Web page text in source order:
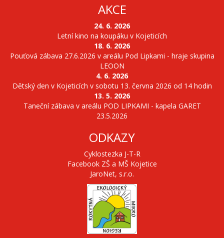
AKCE
24. 6. 2026
Letní kino na koupáku v Kojeticích
18. 6. 2026
Pouťová zábava 27.6.2026 v areálu Pod Lipkami - hraje skupina
LEOON
4. 6. 2026
Dětský den v Kojeticích v sobotu 13. června 2026 od 14 hodin
13. 5. 2026
Taneční zábava v areálu POD LIPKAMI - kapela GARET
23.5.2026
ODKAZY
Cyklostezka J-T-R
Facebook ZŠ a MŠ Kojetice
JaroNet, s.r.o.